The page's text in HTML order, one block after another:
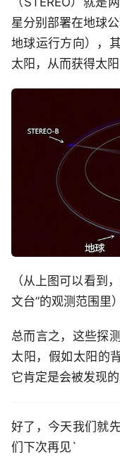
星分别部署在地球
地球运行方向），
太阳，从而获得太阳
（从上图可以看到
文台”的观测范围里）
总而言之，这些探
太阳，假如太阳的
它肯定是会被发现的
好了，今天我们就
们下次再见`